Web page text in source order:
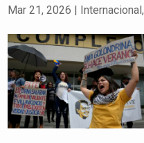
Mar 21, 2026 | Internacional,